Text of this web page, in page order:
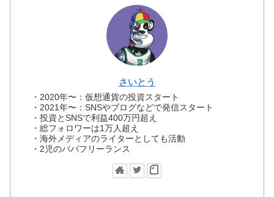
さいとう
・2020年〜：仮想通貨の投資スタート
・2021年〜：SNSやブログなどで発信スタート
・投資とSNSで利益400万円超え
・総フォロワーは1万人超え
・海外メディアのライターとしても活動
・2児のパパフリーランス